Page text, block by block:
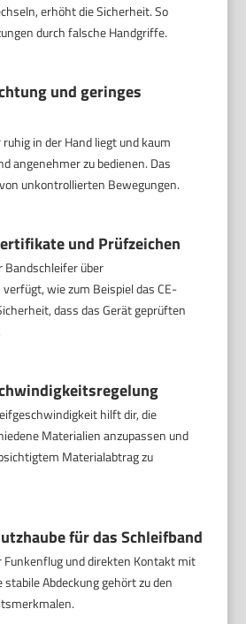
erhöht die Sicherheit. So
durch falsche Handgriffe.
und geringes
in der Hand liegt und kaum
angenehmer zu bedienen. Das
unkontrollierten Bewegungen.
und Prüfzeichen
Bandschleifer über
wie zum Beispiel das CE-
dass das Gerät geprüften
hilft dir, die
Materialien anzupassen und
Materialabtrag zu
für das Schleifband
Funkenflug und direkten Kontakt mit
Abdeckung gehört zu den